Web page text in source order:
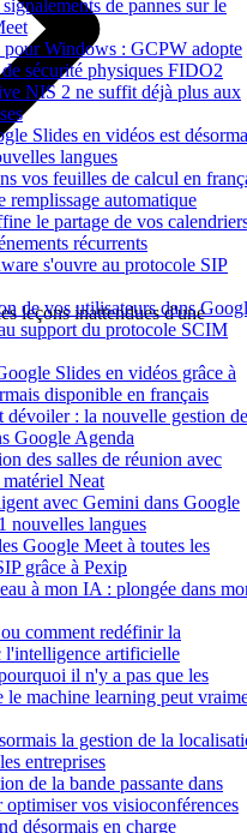
de pannes sur le
pour Windows : GCPW adopte
sécurité physiques FIDO2
NIS 2 ne suffit déjà plus aux
Slides en vidéos est
langues
vos feuilles de calcul en
remplissage automatique
le partage de vos
récurrents
s'ouvre au protocole SIP
de vos utilisateurs dans
support du protocole SCIM
Slides en vidéos grâce à
disponible en français
dévoiler : la nouvelle gestion
Google Agenda
des salles de réunion avec
Neat
avec Gemini dans Google
nouvelles langues
Google Meet à toutes les
grâce à Pexip
à mon IA : plongée dans
comment redéfinir la
l'intelligence artificielle
il n'y a pas que les
le machine learning peut
la gestion de la
entreprises
de la bande passante dans
vos visioconférences
désormais en charge
leçons inattendues d'une